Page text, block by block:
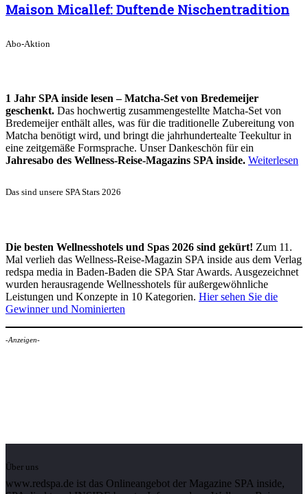
Maison Micallef: Duftende Nischentradition
Abo-Aktion
1 Jahr SPA inside lesen – Matcha-Set von Bredemeijer
geschenkt. Das hochwertig zusammengestellte Matcha-Set von
Bredemeijer enthält alles, was für die traditionelle Zubereitung von
Matcha benötigt wird, und bringt die jahrhundertealte Teekultur in
eine zeitgemäße Formsprache. Unser Dankeschön für ein
Jahresabo des Wellness-Reise-Magazins SPA inside. Weiterlesen
Das sind unsere SPA Stars 2026
Die besten Wellnesshotels und Spas 2026 sind gekürt! Zum 11.
Mal verlieh das Wellness-Reise-Magazin SPA inside aus dem Verlag
redspa media in Baden-Baden die SPA Star Awards. Ausgezeichnet
wurden herausragende Wellnesshotels für außergewöhnliche
Leistungen und Konzepte in 10 Kategorien. Hier sehen Sie die
Gewinner und Nominierten
-Anzeigen-
Über uns
www.redspa.de ist das Onlineangebot der Magazine SPA inside,